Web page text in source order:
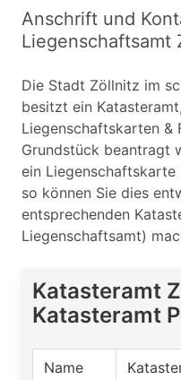
Anschrift und
Liegenschaftsamt
Die Stadt Zöllnitz im
besitzt ein
Liegenschaftskarten &
Grundstück beantragt
ein
so können Sie dies
entsprechenden
Liegenschaftsamt)
Katasteramt
Katasteramt
Name